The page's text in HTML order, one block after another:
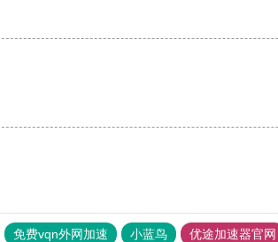
免费vqn外网加速 小蓝鸟 优途加速器官网